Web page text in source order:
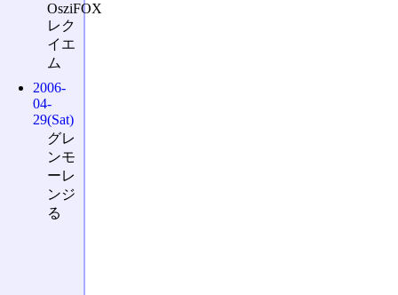
OsziFOX
レク
イエ
ム
2006-
04-
29(Sat)
グレ
ンモ
ーレ
ンジ
る